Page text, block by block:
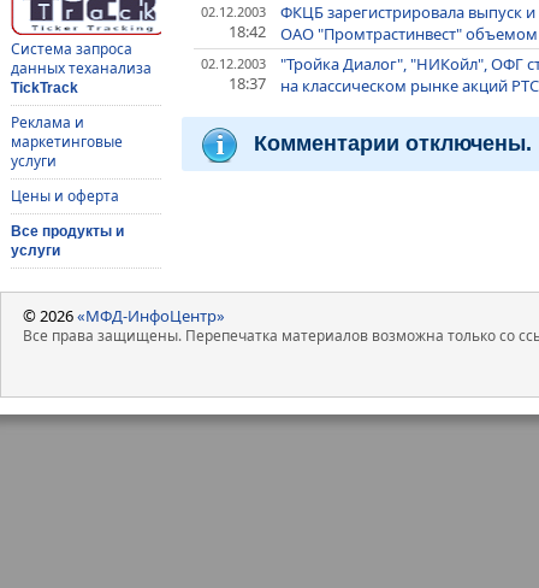
Система запроса
данных теханализа
TickTrack
Реклама и
маркетинговые
услуги
Цены и оферта
Все продукты и
услуги
02.12.2003
18:42
ФКЦБ зарегистрировала выпуск
ОАО "Промтрастинвест"
02.12.2003
18:37
"Тройка Диалог", "НИКойл", ОФГ
на классическом рынке акций
Комментарии отключены.
© 2026«МФД-ИнфоЦентр»
Все права защищены. Перепечатка материалов возможна только со